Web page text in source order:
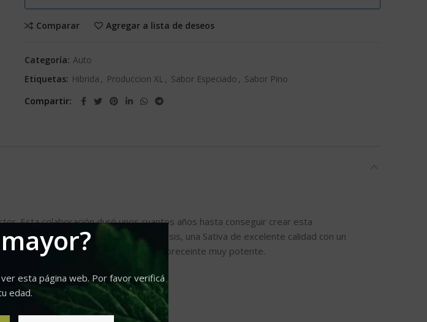
esta página web. Por favor verificá
edad.
Comparar Agregar a lista de deseos
Categoría: Auto
Etiquetas: Hibrida , Produccion XL , Sabor Especiado , Sabor Pino
Compartir
Esta colaboración duró unos cuantos años hasta conseguir crear esta
clon de la Dutch Passion Isis, una Sativa de excelente calidad con un
El resultado fue una variedad autofloreceinte muy potente.